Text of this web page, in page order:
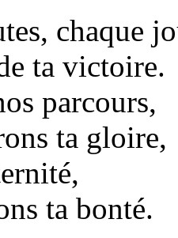
chaque
ta victoire.
parcours,
ta gloire,
ta bonté.